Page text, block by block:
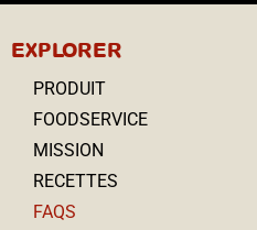
EXPLORER
PRODUIT
FOODSERVICE
MISSION
RECETTES
FAQS